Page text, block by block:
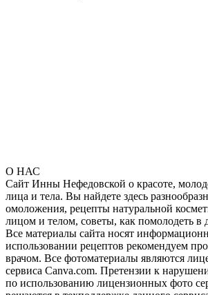
О НАС
Сайт Инны Нефедовской о красоте,
лица и тела. Вы найдете здесь
омоложения, рецепты натуральной
лицом и телом, советы, как помолодеть в
Все материалы сайта носят
использовании рецептов рекомендуем
врачом. Все фотоматериалы являются
сервиса Canva.com. Претензии к
по использованию лицензионных фото